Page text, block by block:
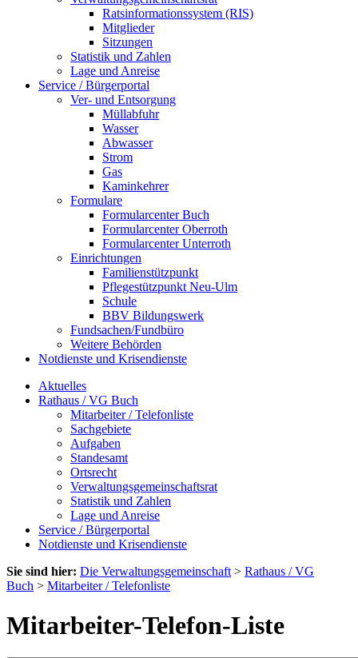
Ratsinformationssystem (RIS)
Mitglieder
Sitzungen
Statistik und Zahlen
Lage und Anreise
Service / Bürgerportal
Ver- und Entsorgung
Müllabfuhr
Wasser
Abwasser
Strom
Gas
Kaminkehrer
Formulare
Formularcenter Buch
Formularcenter Oberroth
Formularcenter Unterroth
Einrichtungen
Familienstützpunkt
Pflegestützpunkt Neu-Ulm
Schule
BBV Bildungswerk
Fundsachen/Fundbüro
Weitere Behörden
Notdienste und Krisendienste
Aktuelles
Rathaus / VG Buch
Mitarbeiter / Telefonliste
Sachgebiete
Aufgaben
Standesamt
Ortsrecht
Verwaltungsgemeinschaftsrat
Statistik und Zahlen
Lage und Anreise
Service / Bürgerportal
Notdienste und Krisendienste
Sie sind hier: Die Verwaltungsgemeinschaft > Rathaus / VG
Buch > Mitarbeiter / Telefonliste
Mitarbeiter-Telefon-Liste